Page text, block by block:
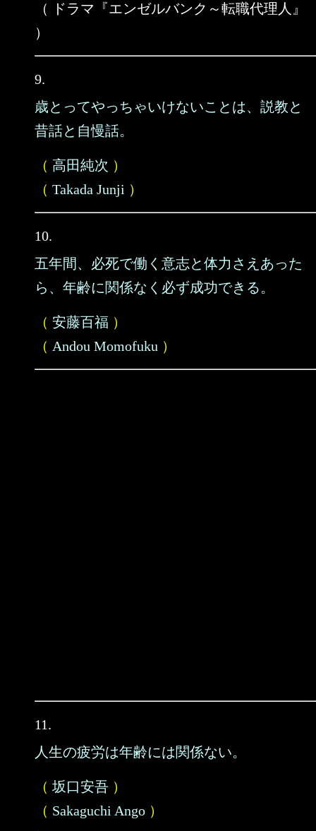
（ ドラマ『エンゼルバンク～転職代理人』
）
9.
歳とってやっちゃいけないことは、説教と
昔話と自慢話。
（ 高田純次 ）
（ Takada Junji ）
10.
五年間、必死で働く意志と体力さえあった
ら、年齢に関係なく必ず成功できる。
（ 安藤百福 ）
（ Andou Momofuku ）
11.
人生の疲労は年齢には関係ない。
（ 坂口安吾 ）
（ Sakaguchi Ango ）